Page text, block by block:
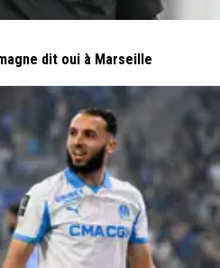
dit oui à Marseille